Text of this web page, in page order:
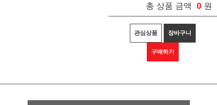
총 상품 금액 0 원
관심상품 장바구니
구매하기